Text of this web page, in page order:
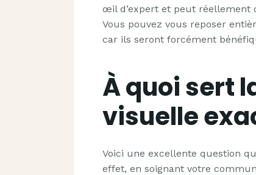
œil d’expert et peut réellement
Vous pouvez vous reposer
car ils seront forcément
À quoi sert
visuelle
Voici une excellente question
effet, en soignant votre